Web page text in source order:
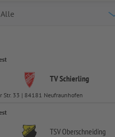
TV Schierling
Str. 33 | 84181 Neufraunhofen
TSV Oberschneiding